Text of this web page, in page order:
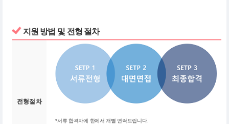
지원 방법 및 전형 절차
전형절차
*서류 합격자에 한에서 개별 연락드립니다.